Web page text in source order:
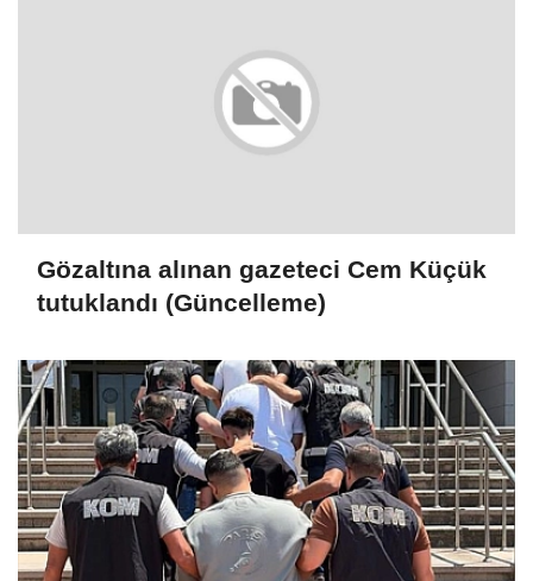
Gözaltına alınan gazeteci Cem Küçük
tutuklandı (Güncelleme)